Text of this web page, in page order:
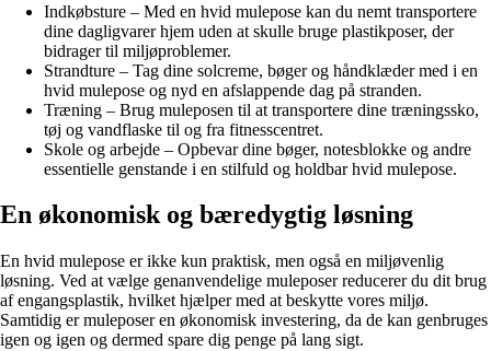
Indkøbsture – Med en hvid mulepose kan du nemt transportere
dine dagligvarer hjem uden at skulle bruge plastikposer, der
bidrager til miljøproblemer.
Strandture – Tag dine solcreme, bøger og håndklæder med i en
hvid mulepose og nyd en afslappende dag på stranden.
Træning – Brug muleposen til at transportere dine træningssko,
tøj og vandflaske til og fra fitnesscentret.
Skole og arbejde – Opbevar dine bøger, notesblokke og andre
essentielle genstande i en stilfuld og holdbar hvid mulepose.
En økonomisk og bæredygtig løsning
En hvid mulepose er ikke kun praktisk, men også en miljøvenlig
løsning. Ved at vælge genanvendelige muleposer reducerer du dit brug
af engangsplastik, hvilket hjælper med at beskytte vores miljø.
Samtidig er muleposer en økonomisk investering, da de kan genbruges
igen og igen og dermed spare dig penge på lang sigt.